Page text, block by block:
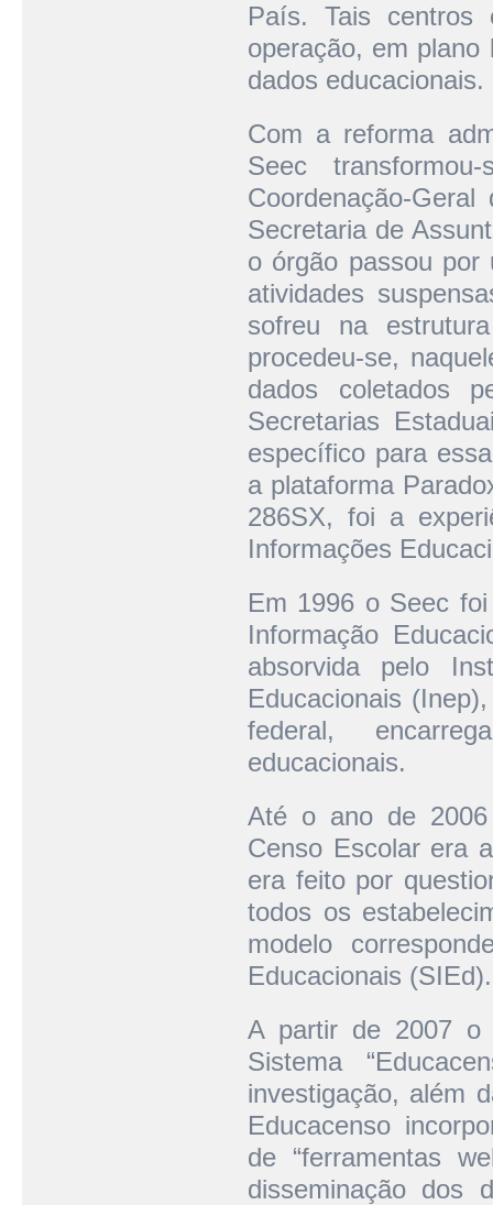
País. Tais centros
operação, em
dados educacionais.
Com a reforma
Seec
Coordenação-
Secretaria de
o órgão passou
atividades
sofreu na
procedeu-se,
dados coletados
Secretarias
específico para
a plataforma
286SX, foi a
Informações
Em 1996 o Seec
Informação
absorvida pelo
Educacionais
federal,
educacionais.
Até o ano de
Censo Escolar era
era feito por
todos os
modelo
Educacionais (SIEd).
A partir de 2007 o
Sistema
investigação, além
Educacenso
de “ferramentas
disseminação dos